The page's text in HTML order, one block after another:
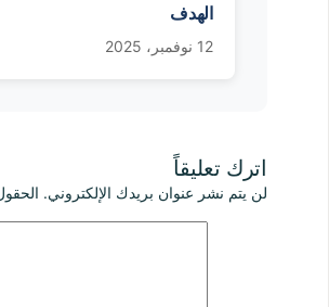
الهدف
12 نوفمبر، 2025
اترك تعليقاً
لن يتم نشر عنوان بريدك الإلكتروني.